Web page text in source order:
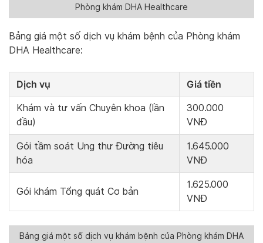
Phòng khám DHA Healthcare
Bảng giá một số dịch vụ khám bệnh của Phòng khám
DHA Healthcare:
Dịch vụ Giá tiền
Khám và tư vấn Chuyên khoa (lần
đầu)
300.000
VNĐ
Gói tầm soát Ung thư Đường tiêu
hóa
1.645.000
VNĐ
Gói khám Tổng quát Cơ bản
1.625.000
VNĐ
Bảng giá một số dịch vụ khám bệnh của Phòng khám DHA